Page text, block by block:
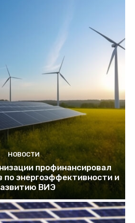
НОВОСТИ
профинансировал
по энергоэффективности и
ВИЭ